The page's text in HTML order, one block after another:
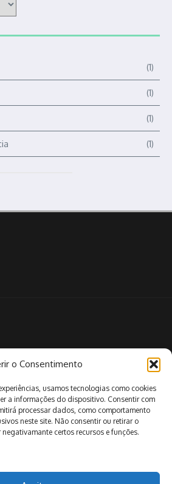
o Consentimento
usamos tecnologias como cookies
a informações do dispositivo. Consentir com
processar dados, como comportamento
neste site. Não consentir ou retirar o
certos recursos e funções.
(1)
(1)
(1)
(1)